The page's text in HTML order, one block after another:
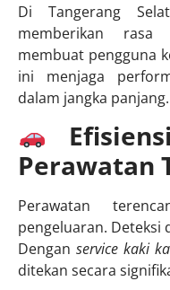
Di Tangerang
memberikan rasa
membuat pengguna
ini menjaga
dalam jangka panjang.
Perawatan
Perawatan
pengeluaran. Deteksi
Denganservice kaki
ditekan secara